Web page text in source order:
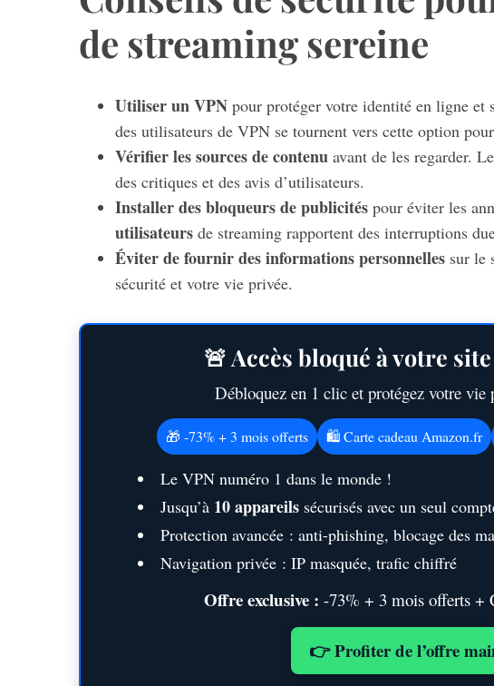
de streaming sereine
Utiliser un VPN pour protéger votre identité en ligne et
des utilisateurs de VPN se tournent vers cette option
Vérifier les sources de contenu avant de les regarder.
des critiques et des avis d’utilisateurs.
Installer des bloqueurs de publicités pour éviter les
utilisateurs de streaming rapportent des interruptions
Éviter de fournir des informations personnelles sur le
sécurité et votre vie privée.
🚨 Accès bloqué à votre
Débloquez en 1 clic et protégez votre
🎁 -73% + 3 mois offerts 🛍️ Carte cadeau Amazon.fr
Le VPN numéro 1 dans le monde !
Jusqu’à 10 appareils sécurisés avec un seul
Protection avancée : anti-phishing, blocage des
Navigation privée : IP masquée, trafic chiffré
Offre exclusive : -73% + 3 mois offerts +
👉 Profiter de l’offre
: